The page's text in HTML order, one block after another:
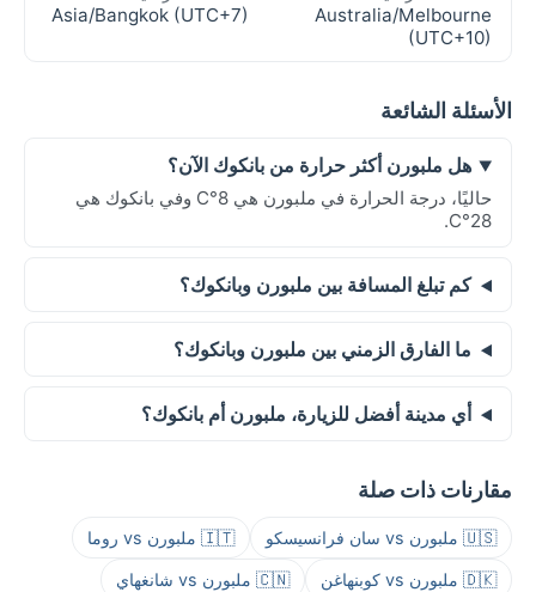
Australia/Melbourne
(UTC+10)
Asia/Bangkok (UTC+7)
الأسئلة الشائعة
هل ملبورن أكثر حرارة من بانكوك الآن؟
حاليًا، درجة الحرارة في ملبورن هي 8°C وفي بانكوك هي
28°C.
كم تبلغ المسافة بين ملبورن وبانكوك؟
ما الفارق الزمني بين ملبورن وبانكوك؟
أي مدينة أفضل للزيارة، ملبورن أم بانكوك؟
مقارنات ذات صلة
🇺🇸 ملبورن vs سان فرانسيسكو 🇮🇹 ملبورن vs روما
🇩🇰 ملبورن vs كوبنهاغن 🇨🇳 ملبورن vs شانغهاي